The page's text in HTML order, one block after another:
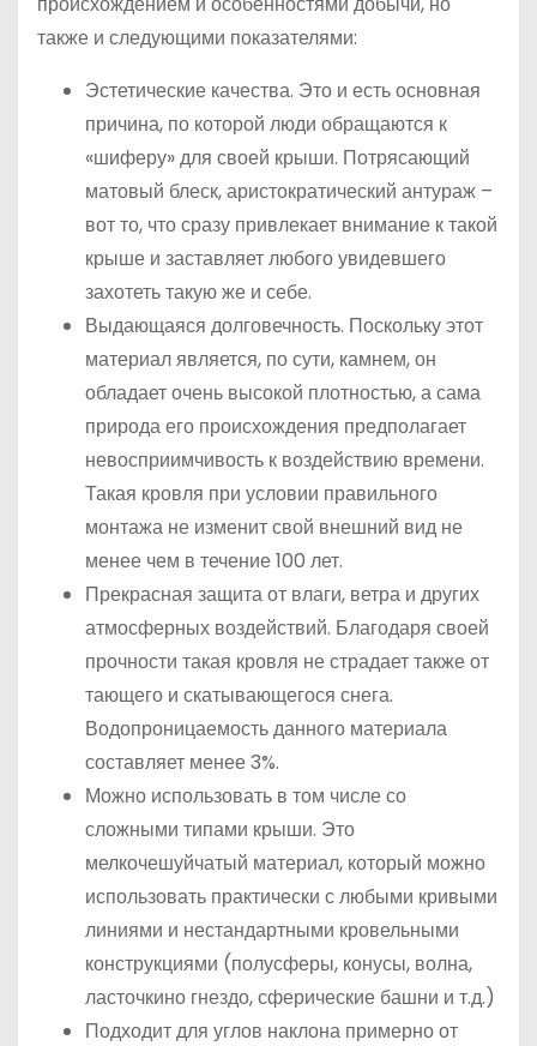
также и следующими показателями:
Эстетические качества. Это и есть основная
причина, по которой люди обращаются к
«шиферу» для своей крыши. Потрясающий
матовый блеск, аристократический антураж –
вот то, что сразу привлекает внимание к такой
крыше и заставляет любого увидевшего
захотеть такую же и себе.
Выдающаяся долговечность. Поскольку этот
материал является, по сути, камнем, он
обладает очень высокой плотностью, а сама
природа его происхождения предполагает
невосприимчивость к воздействию времени.
Такая кровля при условии правильного
монтажа не изменит свой внешний вид не
менее чем в течение 100 лет.
Прекрасная защита от влаги, ветра и других
атмосферных воздействий. Благодаря своей
прочности такая кровля не страдает также от
тающего и скатывающегося снега.
Водопроницаемость данного материала
составляет менее 3%.
Можно использовать в том числе со
сложными типами крыши. Это
мелкочешуйчатый материал, который можно
использовать практически с любыми кривыми
линиями и нестандартными кровельными
конструкциями (полусферы, конусы, волна,
ласточкино гнездо, сферические башни и т.д.)
Подходит для углов наклона примерно от